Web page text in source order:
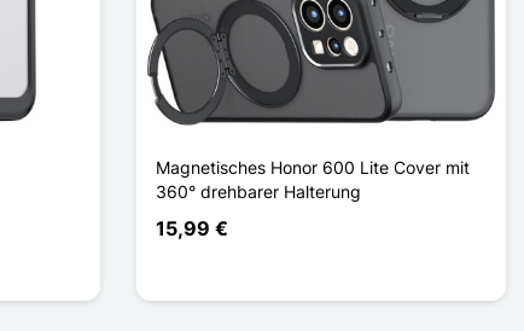
Magnetisches Honor 600 Lite Cover mit
360° drehbarer Halterung
15,99 €